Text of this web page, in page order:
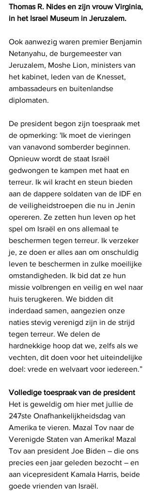
Thomas R. Nides en zijn vrouw Virginia,
in het Israel Museum in Jeruzalem.
Ook aanwezig waren premier Benjamin
Netanyahu, de burgemeester van
Jeruzalem, Moshe Lion, ministers van
het kabinet, leden van de Knesset,
ambassadeurs en buitenlandse
diplomaten.
De president begon zijn toespraak met
de opmerking: 'Ik moet de vieringen
van vanavond somberder beginnen.
Opnieuw wordt de staat Israël
gedwongen te kampen met haat en
terreur. Ik wil kracht en steun bieden
aan de dappere soldaten van de IDF en
de veiligheidstroepen die nu in Jenin
opereren. Ze zetten hun leven op het
spel om Israël en ons allemaal te
beschermen tegen terreur. Ik verzeker
je, ze doen er alles aan om onschuldig
leven te beschermen in zulke moeilijke
omstandigheden. Ik bid dat ze hun
missie volbrengen en veilig en wel naar
huis terugkeren. We bidden dit
inderdaad samen, aangezien onze
naties stevig verenigd zijn in de strijd
tegen terreur. We delen de
hardnekkige hoop dat we, zelfs als we
vechten, dit doen voor het uiteindelijke
doel: vrede en welvaart voor iedereen.”
Volledige toespraak van de president
Het is geweldig om hier met jullie de
247ste Onafhankelijkheidsdag van
Amerika te vieren. Mazal Tov naar de
Verenigde Staten van Amerika! Mazal
Tov aan president Joe Biden – die ons
precies een jaar geleden bezocht – en
aan vicepresident Kamala Harris, beide
goede vrienden van Israël.